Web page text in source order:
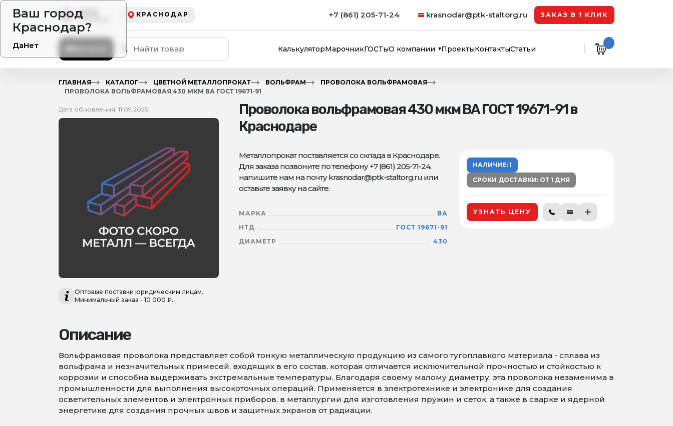
Ваш город
Краснодар?
ДаНет
КРАСНОДАР +7 (861) 205-71-24 krasnodar@ptk-staltorg.ru ЗАКАЗ В 1 КЛИК
КалькуляторМарочникГОСТыО компании ПроектыКонтактыСтатьи
ГЛАВНАЯ КАТАЛОГ ЦВЕТНОЙ МЕТАЛЛОПРОКАТ ВОЛЬФРАМ
ПРОВОЛОКА ВОЛЬФРАМОВАЯ
ПРОВОЛОКА ВОЛЬФРАМОВАЯ 430 МКМ ВА ГОСТ 19671-91
Проволока вольфрамовая 430 мкм ВА ГОСТ 19671-91 в
Краснодаре
Металлопрокат поставляется со склада в Краснодаре.
Для заказа позвоните по телефону +7 (861) 205-71-24,
напишите нам на почту krasnodar@ptk-staltorg.ru или
оставьте заявку на сайте.
МАРКА
ВА
НТД
ГОСТ 19671-91
ДИАМЕТР
430
НАЛИЧИЕ: 1
СРОКИ ДОСТАВКИ: ОТ 1 ДНЯ
УЗНАТЬ ЦЕНУ
Дата обновления: 11.09.2025
Оптовые поставки юридическим лицам.
Минимальный заказ - 10 000 ₽.
Описание
Вольфрамовая проволока представляет собой тонкую металлическую продукцию из самого тугоплавкого материала - сплава из
вольфрама и незначительных примесей, входящих в его состав, которая отличается исключительной прочностью и стойкостью к
коррозии и способна выдерживать экстремальные температуры. Благодаря своему малому диаметру, эта проволока незаменима в
промышленности для выполнения высокоточных операций. Применяется в электротехнике и электронике для создания
осветительных элементов и электронных приборов, в металлургии для изготовления пружин и сеток, а также в сварке и ядерной
энергетике для создания прочных швов и защитных экранов от радиации.